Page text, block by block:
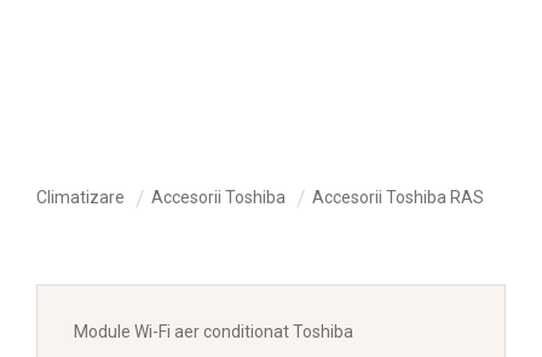
Climatizare Accesorii Toshiba Accesorii Toshiba RAS
Module Wi-Fi aer conditionat Toshiba